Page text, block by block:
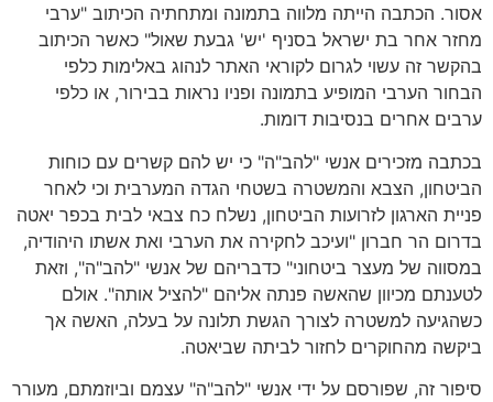
אסור. הכתבה הייתה מלווה בתמונה ומתחתיה הכיתוב "ערבי
מחזר אחר בת ישראל בסניף 'יש' גבעת שאול" כאשר הכיתוב
בהקשר זה עשוי לגרום לקוראי האתר לנהוג באלימות כלפי
הבחור הערבי המופיע בתמונה ופניו נראות בבירור, או כלפי
ערבים אחרים בנסיבות דומות.
בכתבה מזכירים אנשי "להב"ה" כי יש להם קשרים עם כוחות
הביטחון, הצבא והמשטרה בשטחי הגדה המערבית וכי לאחר
פניית הארגון לזרועות הביטחון, נשלח כח צבאי לבית בכפר יאטה
בדרום הר חברון "ועיכב לחקירה את הערבי ואת אשתו היהודיה,
במסווה של מעצר ביטחוני" כדבריהם של אנשי "להב"ה", וזאת
לטענתם מכיוון שהאשה פנתה אליהם "להציל אותה". אולם
כשהגיעה למשטרה לצורך הגשת תלונה על בעלה, האשה אך
ביקשה מהחוקרים לחזור לביתה שביאטה.
סיפור זה, שפורסם על ידי אנשי "להב"ה" עצמם וביוזמתם, מעורר